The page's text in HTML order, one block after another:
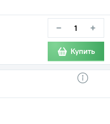
− +
Купить